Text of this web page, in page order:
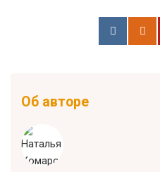
Об авторе